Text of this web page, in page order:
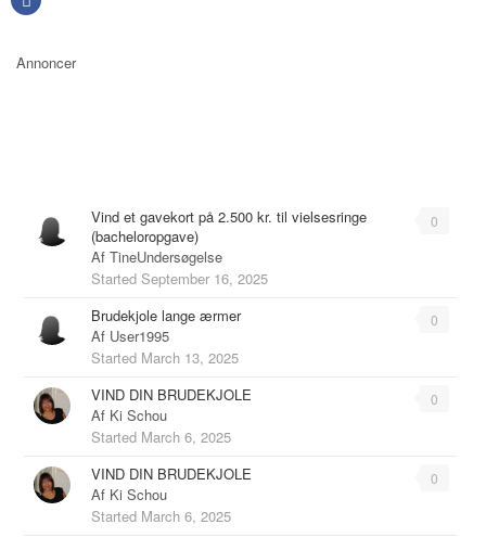
Annoncer
0
Vind et gavekort på 2.500 kr. til vielsesringe
(bacheloropgave)
Af TineUndersøgelse
Started September 16, 2025
0
Brudekjole lange ærmer
Af User1995
Started March 13, 2025
0
VIND DIN BRUDEKJOLE
Af Ki Schou
Started March 6, 2025
0
VIND DIN BRUDEKJOLE
Af Ki Schou
Started March 6, 2025